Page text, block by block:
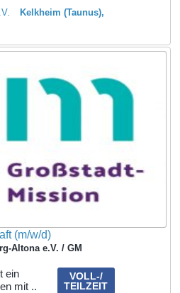
Kelkheim (Taunus)
(m/w/d)
Altona e.V. / GM
VOLL-/
TEILZEIT
ein
mit ..